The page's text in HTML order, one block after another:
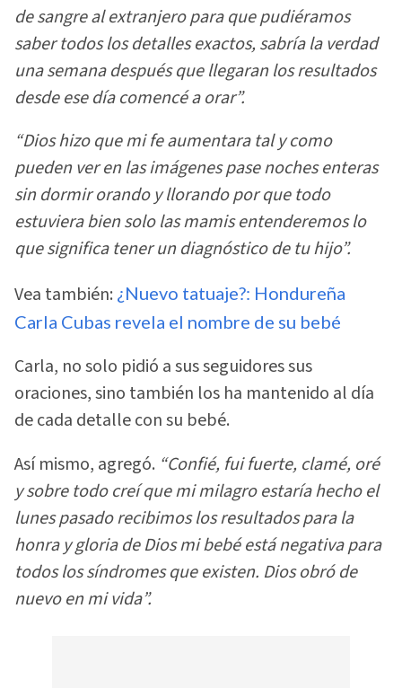
de sangre al extranjero para que pudiéramos
saber todos los detalles exactos, sabría la verdad
una semana después que llegaran los resultados
desde ese día comencé a orar”.
“Dios hizo que mi fe aumentara tal y como
pueden ver en las imágenes pase noches enteras
sin dormir orando y llorando por que todo
estuviera bien solo las mamis entenderemos lo
que significa tener un diagnóstico de tu hijo”.
Vea también: ¿Nuevo tatuaje?: Hondureña
Carla Cubas revela el nombre de su bebé
Carla, no solo pidió a sus seguidores sus
oraciones, sino también los ha mantenido al día
de cada detalle con su bebé.
Así mismo, agregó. “Confié, fui fuerte, clamé, oré
y sobre todo creí que mi milagro estaría hecho el
lunes pasado recibimos los resultados para la
honra y gloria de Dios mi bebé está negativa para
todos los síndromes que existen. Dios obró de
nuevo en mi vida”.